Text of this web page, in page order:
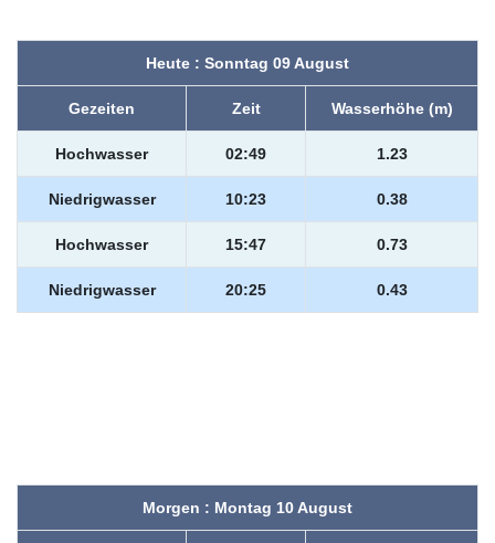
Heute : Sonntag 09 August
Gezeiten Zeit Wasserhöhe (m)
Hochwasser 02:49 1.23
Niedrigwasser 10:23 0.38
Hochwasser 15:47 0.73
Niedrigwasser 20:25 0.43
Morgen : Montag 10 August